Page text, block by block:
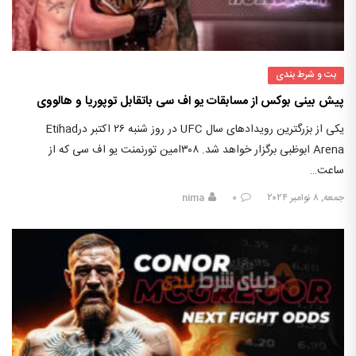
بت و شرط بندی
پیش بینی بوکس از مسابقات یو اف سی باتقابل توپوریا و هالووی
یکی از بزرگترین رویدادهای سال UFC در روز شنبه ۲۶ اکتبر درEtihad
Arena ابوظبی برگزار خواهد شد. ۳۰۸امین تورنمنت یو اف سی که از
ساعت…
جمعه, ۸ نوامبر ۲۰۲۴ ۰ nima